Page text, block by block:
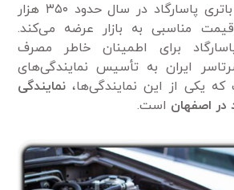
شرکت تولید کننده باتری پاسارگاد در سال حدود ۳۵۰ هزار
مناسبی به بازار عرضه می‌کند.
برای اطمینان خاطر مصرف
ایران به تأسیس نمایندگی‌های
که یکی از این نمایندگی‌ها، نمایندگی
در اصفهان است.